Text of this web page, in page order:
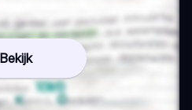
Bekijk